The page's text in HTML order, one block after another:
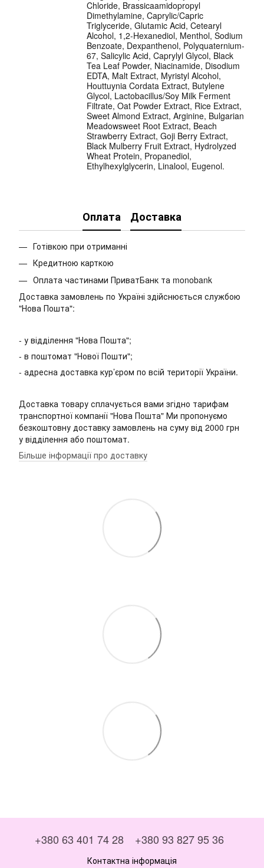
Chloride, Brassicaamidopropyl
Dimethylamine, Caprylic/Capric
Triglyceride, Glutamic Acid, Cetearyl
Alcohol, 1,2-Hexanediol, Menthol, Sodium
Benzoate, Dexpanthenol, Polyquaternium-
67, Salicylic Acid, Caprylyl Glycol, Black
Tea Leaf Powder, Niacinamide, Disodium
EDTA, Malt Extract, Myristyl Alcohol,
Houttuynia Cordata Extract, Butylene
Glycol, Lactobacillus/Soy Milk Ferment
Filtrate, Oat Powder Extract, Rice Extract,
Sweet Almond Extract, Arginine, Bulgarian
Meadowsweet Root Extract, Beach
Strawberry Extract, Goji Berry Extract,
Black Mulberry Fruit Extract, Hydrolyzed
Wheat Protein, Propanediol,
Ethylhexylglycerin, Linalool, Eugenol.
Оплата Доставка
Готівкою при отриманні
Кредитною карткою
Оплата частинами ПриватБанк та monobank
Доставка замовлень по Україні здійснюється службою
"Нова Пошта":
- у відділення "Нова Пошта";
- в поштомат "Нової Пошти";
- адресна доставка кур’єром по всій території України.
Доставка товару сплачується вами згідно тарифам
транспортної компанії "Нова Пошта" Ми пропонуємо
безкоштовну доставку замовлень на суму від 2000 грн
у відділення або поштомат.
Більше інформації про доставку
+380 63 401 74 28 +380 93 827 95 36
Контактна інформація